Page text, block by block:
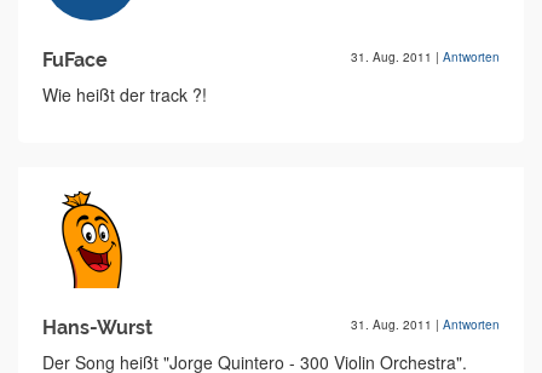
FuFace 31. Aug. 2011 | Antworten
Wie heißt der track ?!
Hans-Wurst 31. Aug. 2011 | Antworten
Der Song heißt "Jorge Quintero - 300 Violin Orchestra".